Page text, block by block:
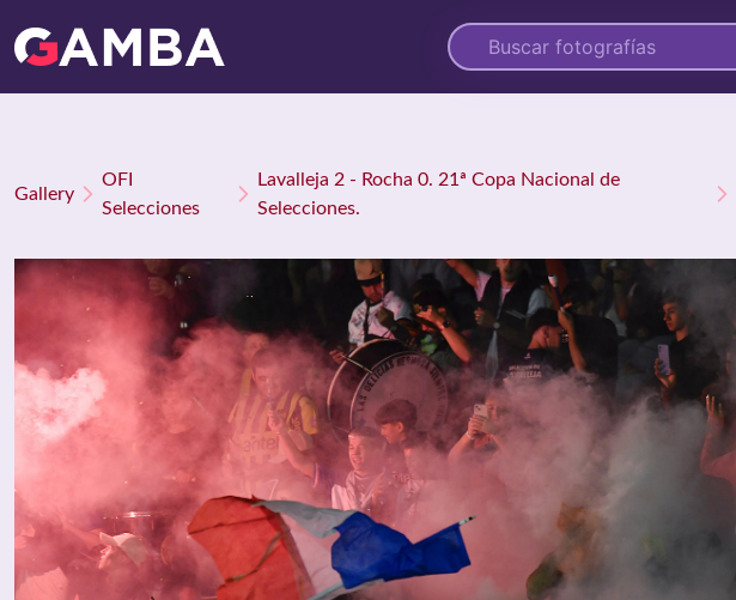
Gallery
OFI
Selecciones
Lavalleja 2 - Rocha 0. 21ª Copa Nacional de
Selecciones.